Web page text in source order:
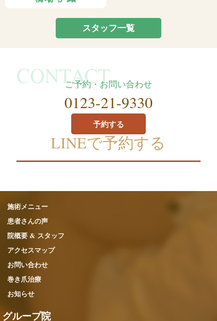
スタッフ一覧
ご予約・お問い合わせ
0123-21-9330
予約する
LINEで予約する
施術メニュー
患者さんの声
院概要 & スタッフ
アクセスマップ
お問い合わせ
巻き爪治療
お知らせ
グループ院